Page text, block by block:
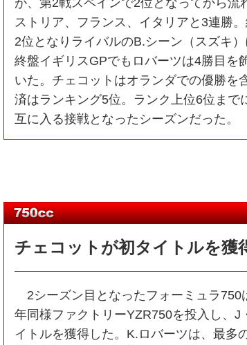
ストリア、フランス、イタリアと3連勝
2位となりライバルのB.シーン（スズキ
終盤イギリスGPでもロバーツは4勝目を
いた。チェコットはオランダでの優勝を
済はランキング5位。ランク上位6位まで
互に入る接戦となったシーズンだった。
チェコットが初タイトルを獲
2シーズン目となったフォーミュラ750
年同様ファクトリーYZR750を投入し、J
イトルを獲得した。K.ロバーツは、最多